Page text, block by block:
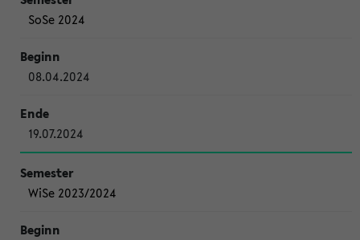
SoSe 2024
08.04.2024
19.07.2024
WiSe 2023/2024